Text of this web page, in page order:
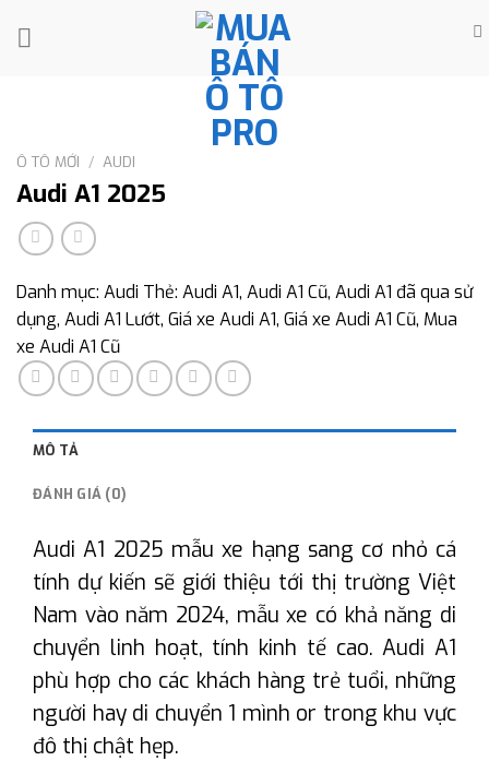
Ô TÔ MỚI / AUDI
Audi A1 2025
Danh mục: Audi Thẻ: Audi A1, Audi A1 Cũ, Audi A1 đã qua sử
dụng, Audi A1 Lướt, Giá xe Audi A1, Giá xe Audi A1 Cũ, Mua
xe Audi A1 Cũ
MÔ TẢ
ĐÁNH GIÁ (0)
Audi A1 2025 mẫu xe hạng sang cơ nhỏ cá
tính dự kiến sẽ giới thiệu tới thị trường Việt
Nam vào năm 2024, mẫu xe có khả năng di
chuyển linh hoạt, tính kinh tế cao. Audi A1
phù hợp cho các khách hàng trẻ tuổi, những
người hay di chuyển 1 mình or trong khu vực
đô thị chật hẹp.